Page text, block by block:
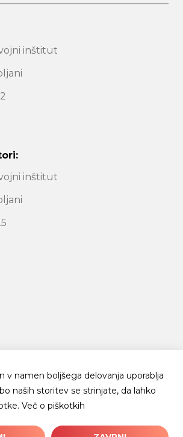
inštitut
inštitut
UL | Vse pravice pridržane
v namen boljšega delovanja uporablja
naših storitev se strinjate, da lahko
Več o piškotkih